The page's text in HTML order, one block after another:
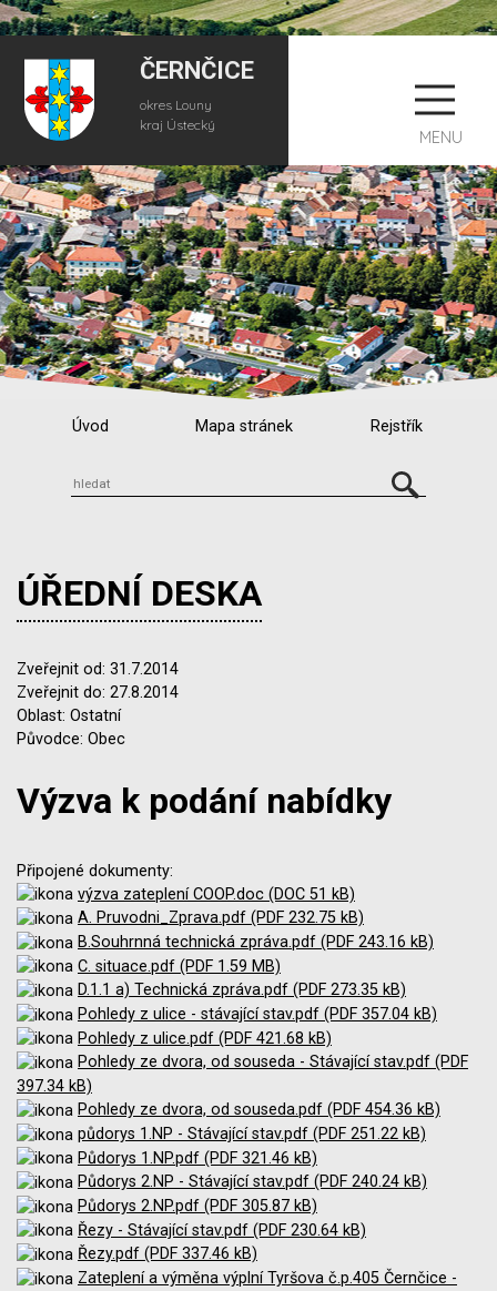
ČERNČICE
okres Louny
kraj Ústecký
MENU
Úvod Mapa stránek Rejstřík
ÚŘEDNÍ DESKA
Zveřejnit od: 31.7.2014
Zveřejnit do: 27.8.2014
Oblast: Ostatní
Původce: Obec
Výzva k podání nabídky
Připojené dokumenty:
výzva zateplení COOP.doc (DOC 51 kB)
A. Pruvodni_Zprava.pdf (PDF 232.75 kB)
B.Souhrnná technická zpráva.pdf (PDF 243.16 kB)
C. situace.pdf (PDF 1.59 MB)
D.1.1 a) Technická zpráva.pdf (PDF 273.35 kB)
Pohledy z ulice - stávající stav.pdf (PDF 357.04 kB)
Pohledy z ulice.pdf (PDF 421.68 kB)
Pohledy ze dvora, od souseda - Stávající stav.pdf (PDF
397.34 kB)
Pohledy ze dvora, od souseda.pdf (PDF 454.36 kB)
půdorys 1.NP - Stávající stav.pdf (PDF 251.22 kB)
Půdorys 1.NP.pdf (PDF 321.46 kB)
Půdorys 2.NP - Stávající stav.pdf (PDF 240.24 kB)
Půdorys 2.NP.pdf (PDF 305.87 kB)
Řezy - Stávající stav.pdf (PDF 230.64 kB)
Řezy.pdf (PDF 337.46 kB)
Zateplení a výměna výplní Tyršova č.p.405 Černčice -